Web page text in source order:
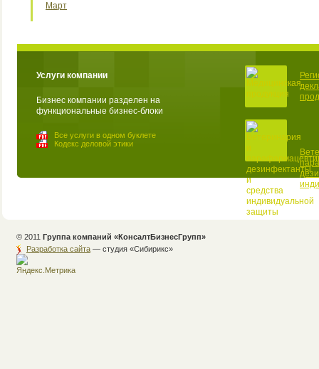
Март
Услуги компании
Бизнес компании разделен на
функциональные бизнес-блоки
Все услуги в одном буклете
Кодекс деловой этики
© 2011 Группа компаний «КонсалтБизнесГрупп»
Разработка сайта — студия «Cибирикс»